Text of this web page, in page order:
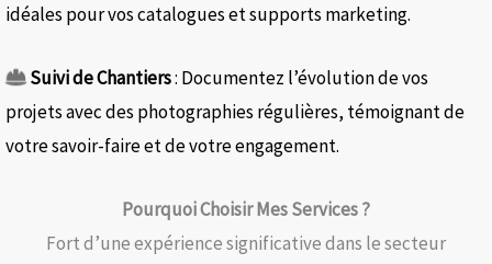
idéales pour vos catalogues et supports marketing.​
Suivi de Chantiers: Documentez l’évolution de vos
projets avec des photographies régulières, témoignant de
votre savoir-faire et de votre engagement.​
Pourquoi Choisir Mes Services ?
Fort d’une expérience significative dans le secteur